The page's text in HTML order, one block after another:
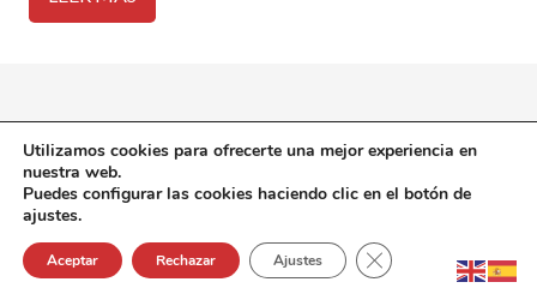
Utilizamos cookies para ofrecerte una mejor experiencia en
nuestra web.
Puedes configurar las cookies haciendo clic en el botón de
ajustes.
Aceptar Rechazar Ajustes Cerrar el banner de